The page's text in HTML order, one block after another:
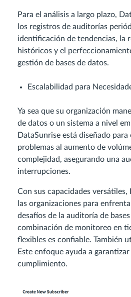
Para el análisis a largo plazo,
los registros de auditorías
identificación de tendencias, la
históricos y el
gestión de bases de datos.
Escalabilidad para
Ya sea que su organización
de datos o un sistema a nivel
DataSunrise está diseñado para
problemas al aumento de
complejidad, asegurando una
interrupciones.
Con sus capacidades versátiles,
las organizaciones para
desafíos de la auditoría de
combinación de monitoreo en
flexibles es confiable. También
Este enfoque ayuda a garantizar
cumplimiento.